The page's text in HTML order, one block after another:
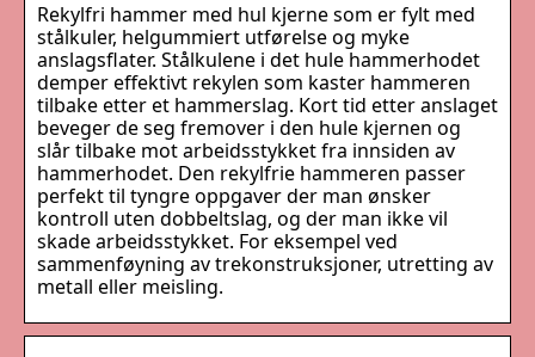
Rekylfri hammer med hul kjerne som er fylt med
stålkuler, helgummiert utførelse og myke
anslagsflater. Stålkulene i det hule hammerhodet
demper effektivt rekylen som kaster hammeren
tilbake etter et hammerslag. Kort tid etter anslaget
beveger de seg fremover i den hule kjernen og
slår tilbake mot arbeidsstykket fra innsiden av
hammerhodet. Den rekylfrie hammeren passer
perfekt til tyngre oppgaver der man ønsker
kontroll uten dobbeltslag, og der man ikke vil
skade arbeidsstykket. For eksempel ved
sammenføyning av trekonstruksjoner, utretting av
metall eller meisling.